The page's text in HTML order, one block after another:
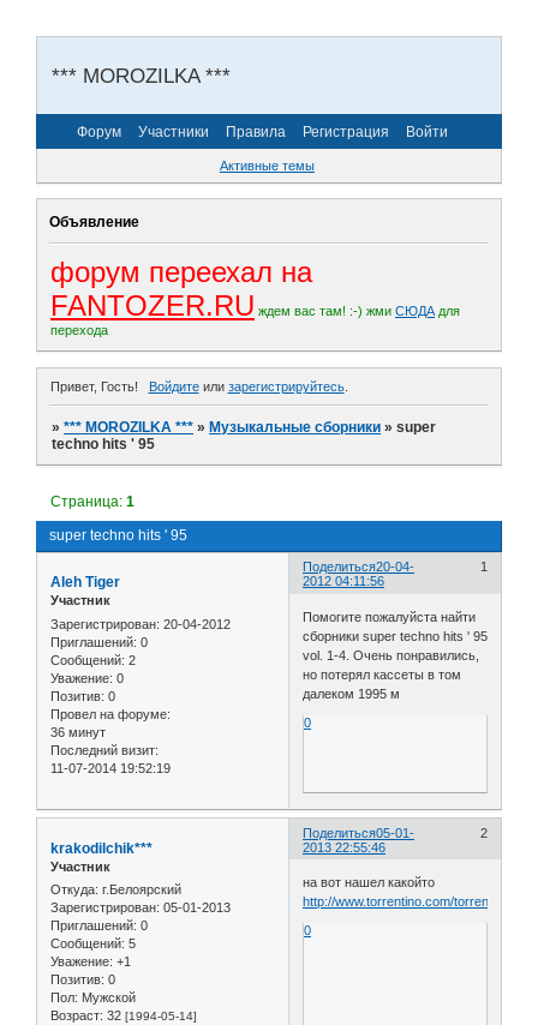
*** MOROZILKA ***
Форум Участники Правила Регистрация Войти
Активные темы
Объявление
форум переехал на
FANTOZER.RU ждем вас там! :-) жми СЮДА для
перехода
Привет, Гость! Войдитеили зарегистрируйтесь.
»*** MOROZILKA *** » Музыкальные сборники »super
techno hits ' 95
super techno hits ' 95
Страница:1
Поделиться 1
20-04-
2012 04:11:56
Aleh Tiger
Участник
Зарегистрирован: 20-04-2012
Приглашений: 0
Сообщений: 2
Уважение: 0
Позитив: 0
Провел на форуме:
36 минут
Последний визит:
11-07-2014 19:52:19
Помогите пожалуйста найти
сборники super techno hits ' 95
vol. 1-4. Очень понравились,
но потерял кассеты в том
далеком 1995 м
0
Поделиться 2
05-01-
2013 22:55:46
krakodilchik***
Участник
Откуда: г.Белоярский
Зарегистрирован: 05-01-2013
Приглашений: 0
Сообщений: 5
Уважение: +1
Позитив: 0
Пол: Мужской
Возраст: 32 [1994-05-14]
на вот нашел какойто
http://www.torrentino.com/torrents/
0